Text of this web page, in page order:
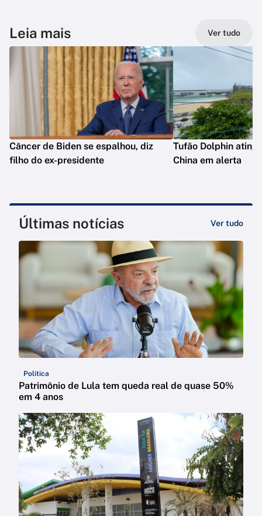
Leia mais Ver tudo
Câncer de Biden se espalhou, diz
filho do ex-presidente
Tufão Dolphin
China em alerta
Últimas notícias Ver tudo
Política
Patrimônio de Lula tem queda real de quase 50%
em 4 anos